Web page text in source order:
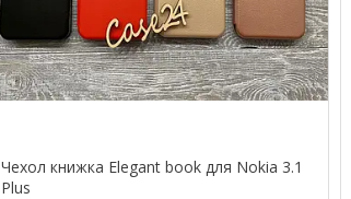
Чехол книжка Elegant book для Nokia 3.1
Plus